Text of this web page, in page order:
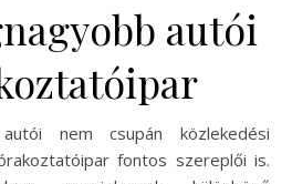
autói
nem csupán közlekedési
fontos szereplői is.